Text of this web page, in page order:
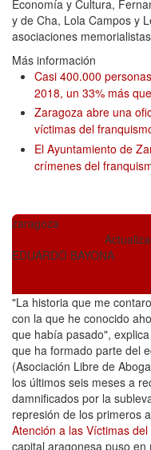
Economía y Cultura,
y de Cha, Lola Campos y
asociaciones
Más información
Casi 400.000
2018, un 33% más
Zaragoza abre una
víctimas del
El Ayuntamiento de
crímenes del
zaragoza
EDUARDO BAYONA
"La historia que me
con la que he conocido
que había pasado",
que ha formado parte del
(Asociación Libre de
los últimos seis meses a
damnificados por la
represión de los primeros
Atención a las Víctimas
capital aragonesa puso